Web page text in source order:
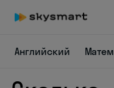
Английский